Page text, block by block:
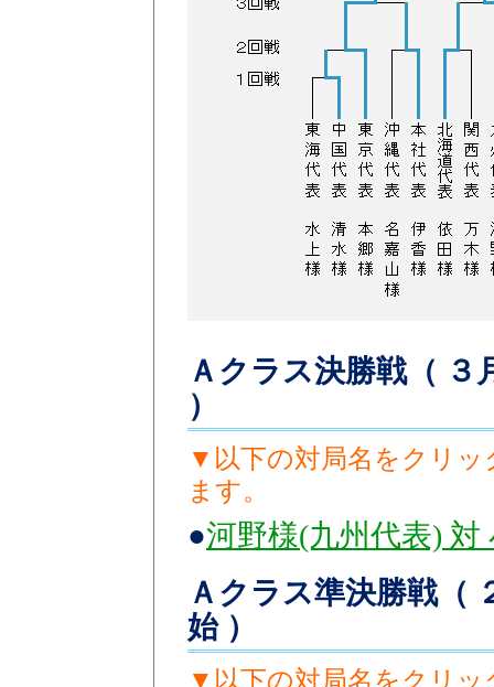
Ａクラス決勝戦（ ３
）
▼以下の対局名をクリッ
ます。
●河野様(九州代表) 対
Ａクラス準決勝戦（
始 ）
▼以下の対局名をクリッ